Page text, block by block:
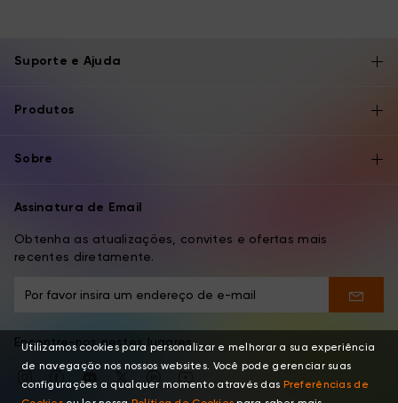
Suporte e Ajuda
Produtos
Sobre
Assinatura de Email
Obtenha as atualizações, convites e ofertas mais
recentes diretamente.
Encontre-nos nestes lugares
Utilizamos cookies para personalizar e melhorar a sua experiência
de navegação nos nossos websites. Você pode gerenciar suas
configurações a qualquer momento através das Preferências de